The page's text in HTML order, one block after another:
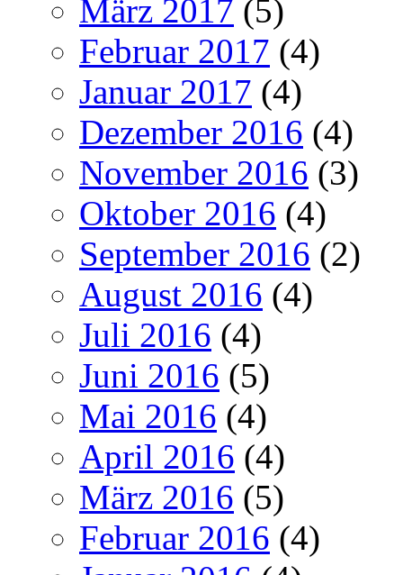
März 2017 (5)
Februar 2017 (4)
Januar 2017 (4)
Dezember 2016 (4)
November 2016 (3)
Oktober 2016 (4)
September 2016 (2)
August 2016 (4)
Juli 2016 (4)
Juni 2016 (5)
Mai 2016 (4)
April 2016 (4)
März 2016 (5)
Februar 2016 (4)